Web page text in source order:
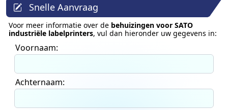
Snelle Aanvraag
Voor meer informatie over de behuizingen voor SATO
industriële labelprinters, vul dan hieronder uw gegevens in:
Voornaam:
Achternaam: